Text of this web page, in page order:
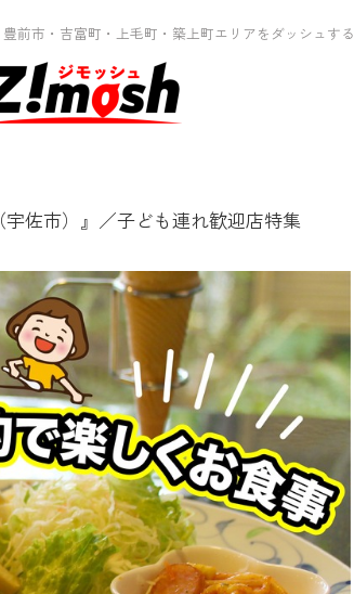
前市・吉富町・上毛町・築上町エリアをダッシュする
佐市）』／子ども連れ歓迎店特集